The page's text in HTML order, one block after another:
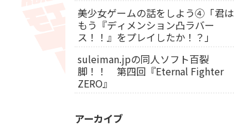
美少女ゲームの話をしよう④「君は
もう『ディメンション凸ラバー
ス！！』をプレイしたか！？」
suleiman.jpの同人ソフト百裂
脚！！ 第四回『Eternal Fighter
ZERO』
アーカイブ